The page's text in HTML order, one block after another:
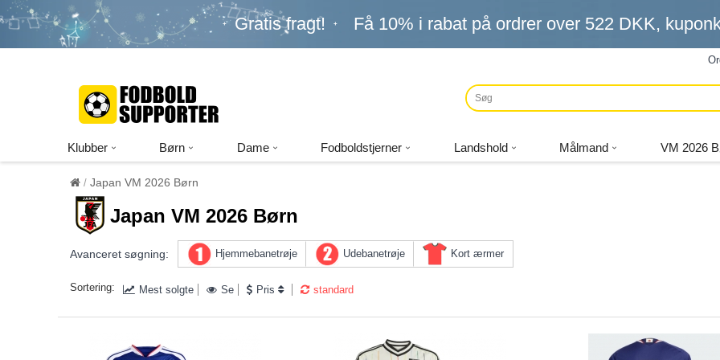
Gratis fragt! Få 10% i rabat på ordrer over 522 DKK,
Klubber Børn Dame Fodboldstjerner Landshold Målmand VM 2026
Japan VM 2026 Børn
Japan VM 2026 Børn
Avanceret søgning: Hjemmebanetrøje Udebanetrøje Kort ærmer
Sortering: Mest solgte Se Pris standard